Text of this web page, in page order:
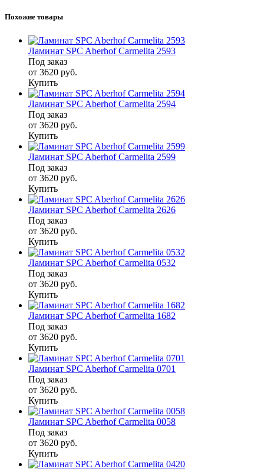
Похожие товары
Ламинат SPC Aberhof Carmelita 2593
Под заказ
от 3620 руб.
Купить
Ламинат SPC Aberhof Carmelita 2594
Под заказ
от 3620 руб.
Купить
Ламинат SPC Aberhof Carmelita 2599
Под заказ
от 3620 руб.
Купить
Ламинат SPC Aberhof Carmelita 2626
Под заказ
от 3620 руб.
Купить
Ламинат SPC Aberhof Carmelita 0532
Под заказ
от 3620 руб.
Купить
Ламинат SPC Aberhof Carmelita 1682
Под заказ
от 3620 руб.
Купить
Ламинат SPC Aberhof Carmelita 0701
Под заказ
от 3620 руб.
Купить
Ламинат SPC Aberhof Carmelita 0058
Под заказ
от 3620 руб.
Купить